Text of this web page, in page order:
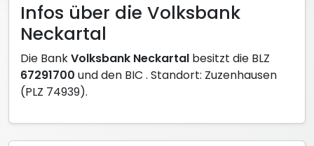
Infos über die Volksbank
Neckartal
Die BankVolksbank Neckartal besitzt die BLZ
67291700 und den BIC . Standort: Zuzenhausen
(PLZ 74939).